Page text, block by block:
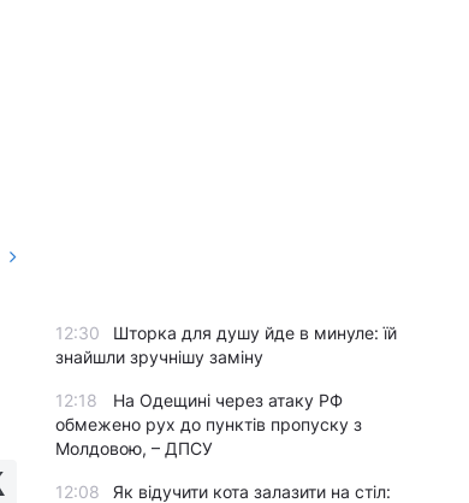
12:30
Шторка для душу йде в минуле: їй
знайшли зручнішу заміну
12:18
На Одещині через атаку РФ
обмежено рух до пунктів пропуску з
Молдовою, – ДПСУ
12:08
Як відучити кота залазити на стіл: